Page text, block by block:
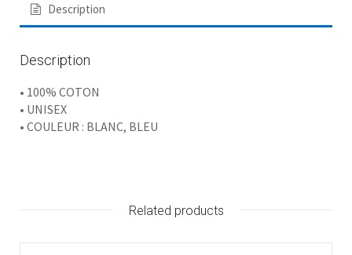
Description
Description
• 100% COTON
• UNISEX
• COULEUR : BLANC, BLEU
Related products